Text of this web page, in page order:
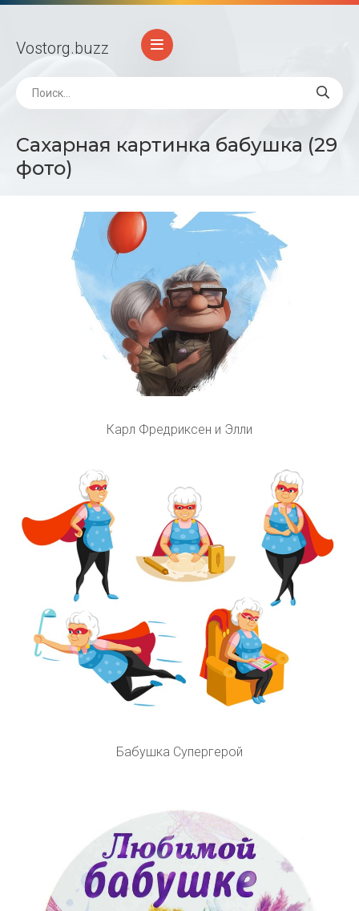
Vostorg.buzz
Сахарная картинка бабушка (29
фото)
Карл Фредриксен и Элли
Бабушка Супергерой